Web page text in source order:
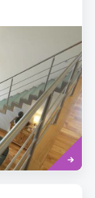
Read
more